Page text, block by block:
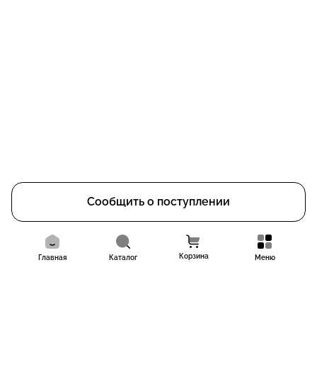
Сообщить о поступлении
Главная Каталог Корзина Меню